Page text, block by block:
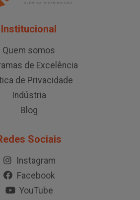
Institucional
Quem somos
de Excelência
de Privacidade
Indústria
Blog
Sociais
Instagram
Facebook
YouTube